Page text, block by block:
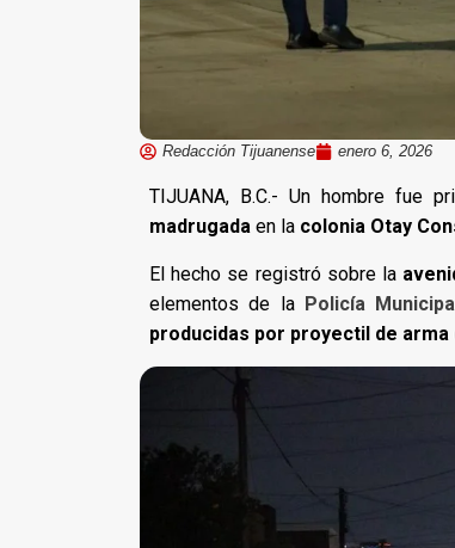
Redacción Tijuanense enero 6, 2026
TIJUANA, B.C.- Un hombre fue
madrugada en la colonia Otay
El hecho se registró sobre la
elementos de la Policía
producidas por proyectil de